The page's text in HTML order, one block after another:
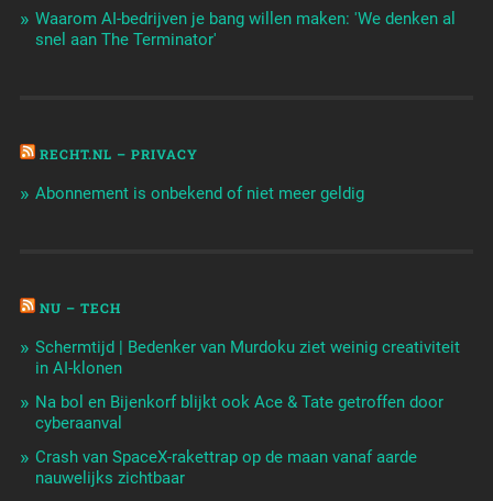
Waarom AI-bedrijven je bang willen maken: 'We denken al
snel aan The Terminator'
RECHT.NL – PRIVACY
Abonnement is onbekend of niet meer geldig
NU – TECH
Schermtijd | Bedenker van Murdoku ziet weinig creativiteit
in AI-klonen
Na bol en Bijenkorf blijkt ook Ace & Tate getroffen door
cyberaanval
Crash van SpaceX-rakettrap op de maan vanaf aarde
nauwelijks zichtbaar